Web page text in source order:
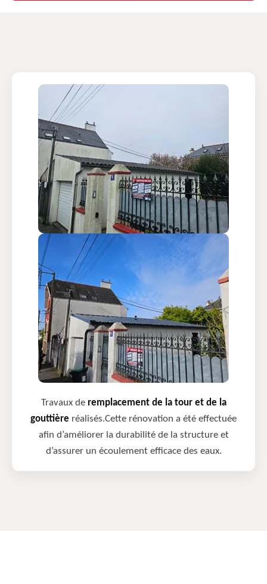
Travaux de remplacement de la tour et de la
gouttière réalisés.Cette rénovation a été effectuée
afin d’améliorer la durabilité de la structure et
d’assurer un écoulement efficace des eaux.